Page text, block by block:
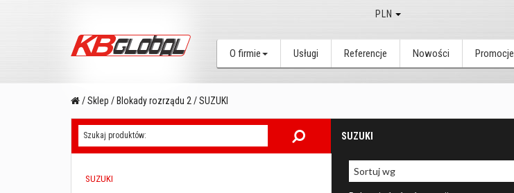
PLN
O firmie Usługi Referencje Nowości Promocje
/Sklep / Blokady rozrządu 2 /SUZUKI
SUZUKI
SUZUKI